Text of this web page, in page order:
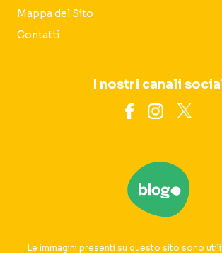
Mappa del Sito
Contatti
I nostri canali
Le immagini presenti su questo sito sono